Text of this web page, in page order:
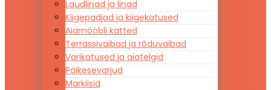
Laudlinad ja linad
Kiigepadjad ja kiigekatused
Aiamööbli katted
Terrassivaibad ja rõduvaibad
Varikatused ja aiatelgid
Päikesevarjud
Markiisid